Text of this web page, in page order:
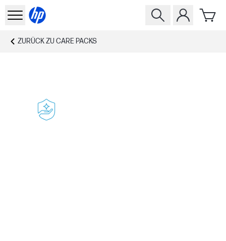
ZURÜCK ZU CARE PACKS